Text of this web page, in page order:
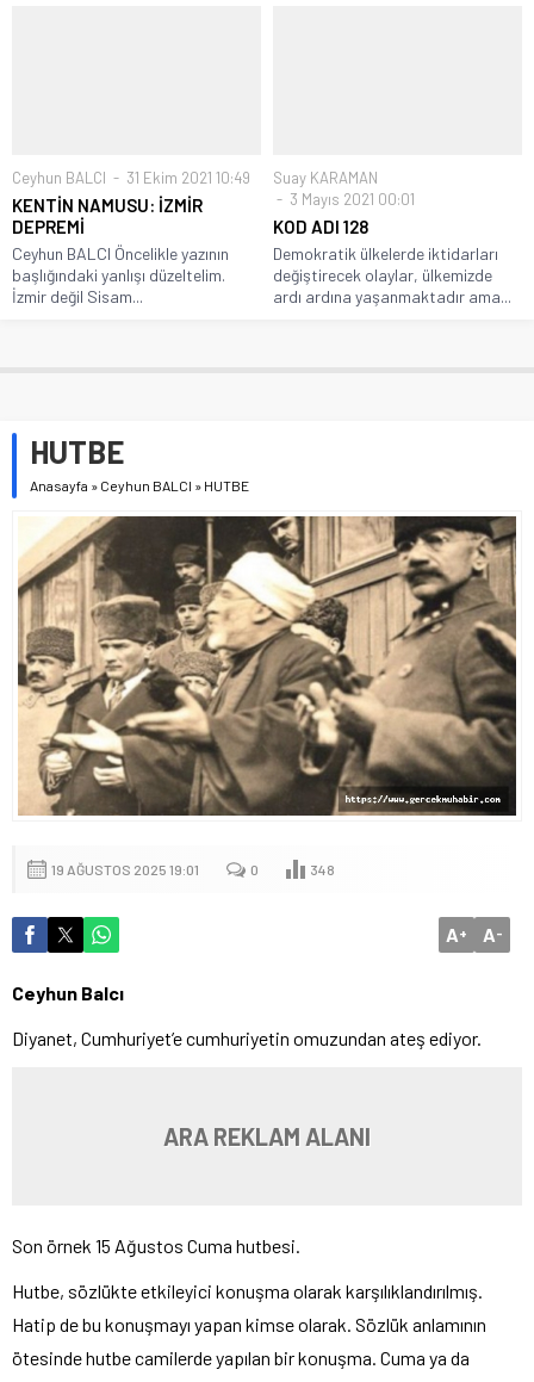
Ceyhun BALCI 31 Ekim 2021 10:49
KENTİN NAMUSU: İZMİR
DEPREMİ
Ceyhun BALCI Öncelikle yazının
başlığındaki yanlışı düzeltelim.
İzmir değil Sisam...
Suay KARAMAN
3 Mayıs 2021 00:01
KOD ADI 128
Demokratik ülkelerde iktidarları
değiştirecek olaylar, ülkemizde
ardı ardına yaşanmaktadır ama...
HUTBE
Anasayfa » Ceyhun BALCI » HUTBE
19 AĞUSTOS 2025 19:01 0 348
A+ A-
Ceyhun Balcı
Diyanet, Cumhuriyet’e cumhuriyetin omuzundan ateş ediyor.
ARA REKLAM ALANI
Son örnek 15 Ağustos Cuma hutbesi.
Hutbe, sözlükte etkileyici konuşma olarak karşılıklandırılmış.
Hatip de bu konuşmayı yapan kimse olarak. Sözlük anlamının
ötesinde hutbe camilerde yapılan bir konuşma. Cuma ya da